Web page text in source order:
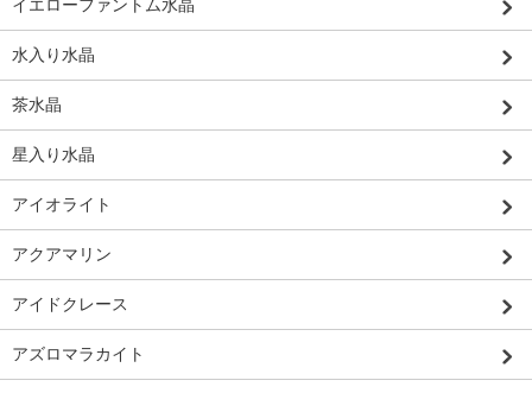
イエローファントム水晶
水入り水晶
茶水晶
星入り水晶
アイオライト
アクアマリン
アイドクレース
アズロマラカイト